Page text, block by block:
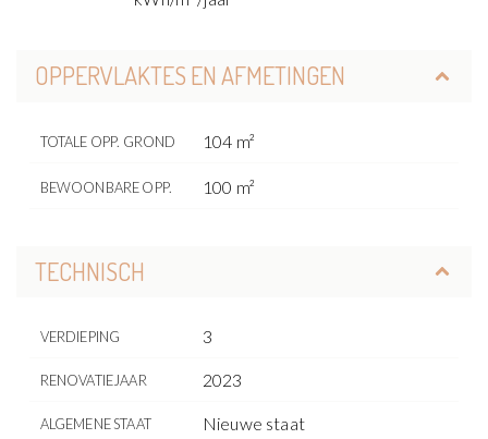
OPPERVLAKTES EN AFMETINGEN
TOTALE OPP. GROND 104 m²
BEWOONBARE OPP. 100 m²
TECHNISCH
VERDIEPING 3
RENOVATIEJAAR 2023
ALGEMENE STAAT Nieuwe staat